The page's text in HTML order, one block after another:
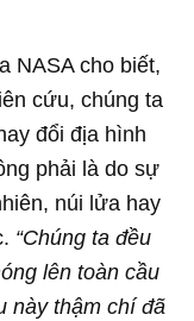
NASA cho biết,
cứu, chúng ta
đổi địa hình
phải là do sự
núi lửa hay
“Chúng ta đều
lên toàn cầu
này thậm chí đã